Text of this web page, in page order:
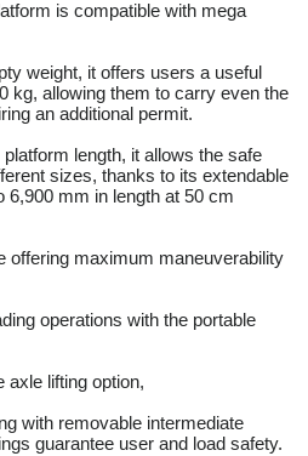
is compatible with mega
weight, it offers users a useful
kg, allowing them to carry even the
an additional permit.
length, it allows the safe
sizes, thanks to its extendable
6,900 mm in length at 50 cm
offering maximum maneuverability
operations with the portable
axle lifting option,
with removable intermediate
guarantee user and load safety.